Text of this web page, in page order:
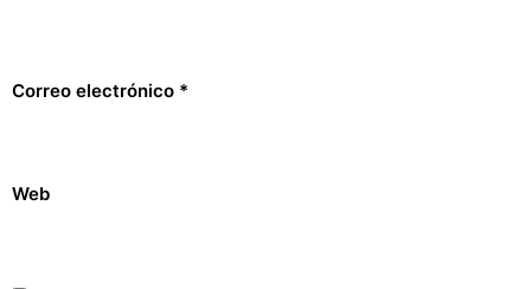
Correo electrónico *
Web